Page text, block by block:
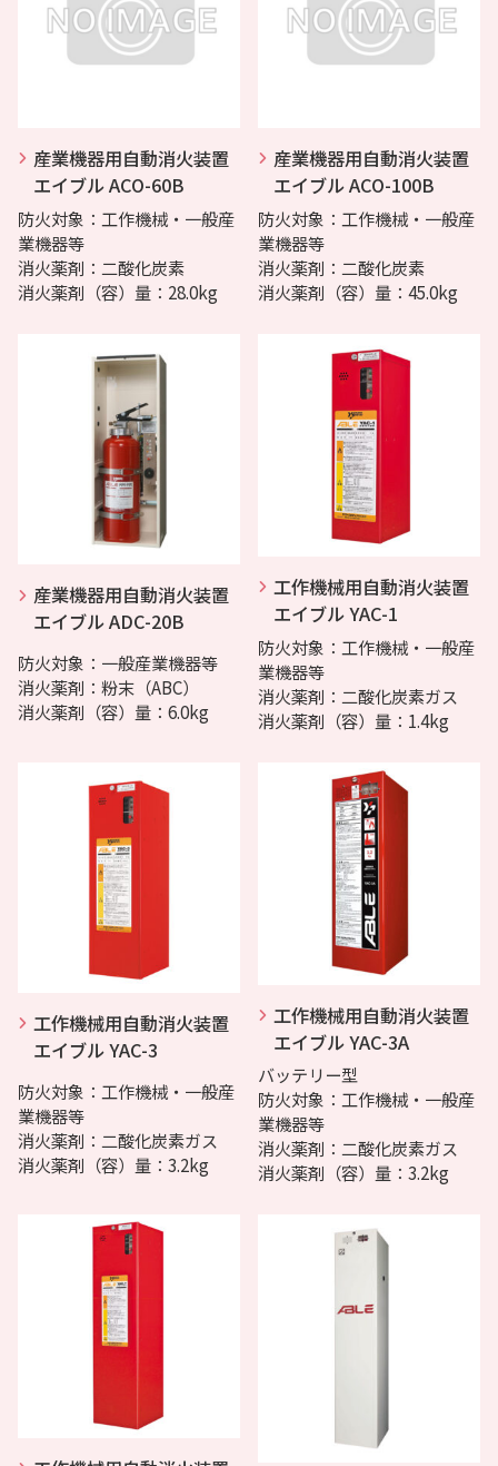
産業機器用自動消火装置
エイブル ACO-60B
防火対象：工作機械・一般産
業機器等
消火薬剤：二酸化炭素
消火薬剤（容）量：28.0kg
産業機器用自動消火装置
エイブル ACO-100B
防火対象：工作機械・一般産
業機器等
消火薬剤：二酸化炭素
消火薬剤（容）量：45.0kg
産業機器用自動消火装置
エイブル ADC-20B
防火対象：一般産業機器等
消火薬剤：粉末（ABC）
消火薬剤（容）量：6.0kg
工作機械用自動消火装置
エイブル YAC-1
防火対象：工作機械・一般産
業機器等
消火薬剤：二酸化炭素ガス
消火薬剤（容）量：1.4kg
工作機械用自動消火装置
エイブル YAC-3
防火対象：工作機械・一般産
業機器等
消火薬剤：二酸化炭素ガス
消火薬剤（容）量：3.2kg
工作機械用自動消火装置
エイブル YAC-3A
バッテリー型
防火対象：工作機械・一般産
業機器等
消火薬剤：二酸化炭素ガス
消火薬剤（容）量：3.2kg